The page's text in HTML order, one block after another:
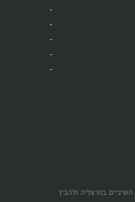
בהרצליה ולהבין